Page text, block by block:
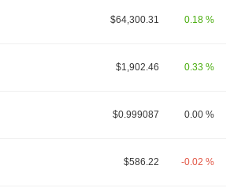
$64,300.31 0.18 %
$1,902.46 0.33 %
$0.999087 0.00 %
$586.22 -0.02 %